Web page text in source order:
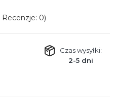
Recenzje: 0)
Czas wysyłki:
2-5 dni